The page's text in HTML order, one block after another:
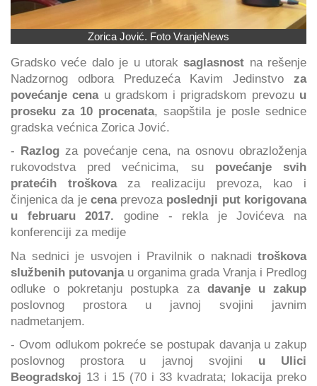
Zorica Jović. Foto VranjeNews
Gradsko veće dalo je u utoraksaglasnost na rešenje
Nadzornog odbora Preduzeća Kavim Jedinstvo za
povećanje cenau gradskom i prigradskom prevozu u
proseku za 10 procenata, saopštila je posle sednice
gradska većnica Zorica Jović.
-
Razlogza povećanje cena, na osnovu obrazloženja
rukovodstva pred većnicima, su povećanje svih
pratećih troškovaza realizaciju prevoza, kao i
činjenica da je cenaprevoza poslednji put korigovana
u februaru 2017. godine - rekla je Jovićeva na
konferenciji za medije
Na sednici je usvojen i Pravilnik o naknadi troškova
službenih putovanjau organima grada Vranja i Predlog
odluke o pokretanju postupka za davanje u zakup
poslovnog prostora u javnoj svojini javnim
nadmetanjem.
- Ovom odlukom pokreće se postupak davanja u zakup
poslovnog prostora u javnoj svojini u Ulici
Beogradskoj 13 i 15 (70 i 33 kvadrata; lokacija preko